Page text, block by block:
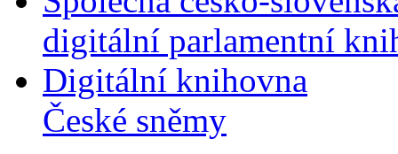
digitální parlamentní
Digitální knihovna
České sněmy